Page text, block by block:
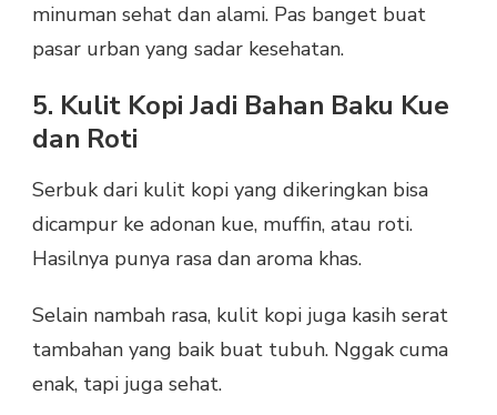
minuman sehat dan alami. Pas banget buat
pasar urban yang sadar kesehatan.
5. Kulit Kopi Jadi Bahan Baku Kue
dan Roti
Serbuk dari kulit kopi yang dikeringkan bisa
dicampur ke adonan kue, muffin, atau roti.
Hasilnya punya rasa dan aroma khas.
Selain nambah rasa, kulit kopi juga kasih serat
tambahan yang baik buat tubuh. Nggak cuma
enak, tapi juga sehat.